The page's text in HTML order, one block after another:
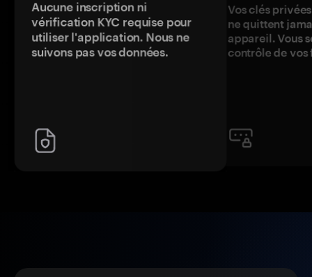
Aucune inscription ni
vérification KYC requise pour
utiliser l'application. Nous ne
suivons pas vos données.
Vos clés
ne quittent
appareil. Vous
contrôle de vos